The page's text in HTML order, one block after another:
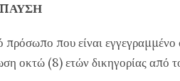
πρόσωπο που είναι
οκτώ (8) ετών δικηγορίας από